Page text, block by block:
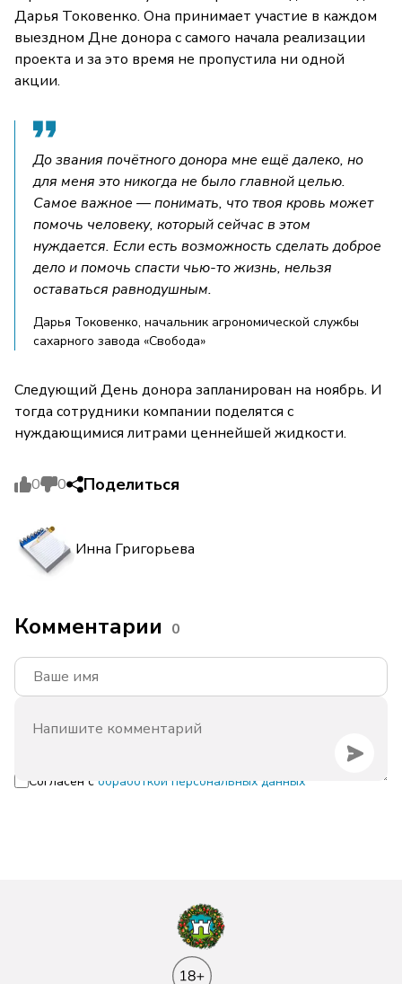
Дарья Токовенко. Она принимает участие в каждом
выездном Дне донора с самого начала реализации
проекта и за это время не пропустила ни одной
акции.
До звания почётного донора мне ещё далеко, но
для меня это никогда не было главной целью.
Самое важное — понимать, что твоя кровь может
помочь человеку, который сейчас в этом
нуждается. Если есть возможность сделать доброе
дело и помочь спасти чью-то жизнь, нельзя
оставаться равнодушным.
Дарья Токовенко, начальник агрономической службы
сахарного завода «Свобода»
Следующий День донора запланирован на ноябрь. И
тогда сотрудники компании поделятся с
нуждающимися литрами ценнейшей жидкости.
0 0 Поделиться
Инна Григорьева
Комментарии 0
Согласен с обработкой персональных данных